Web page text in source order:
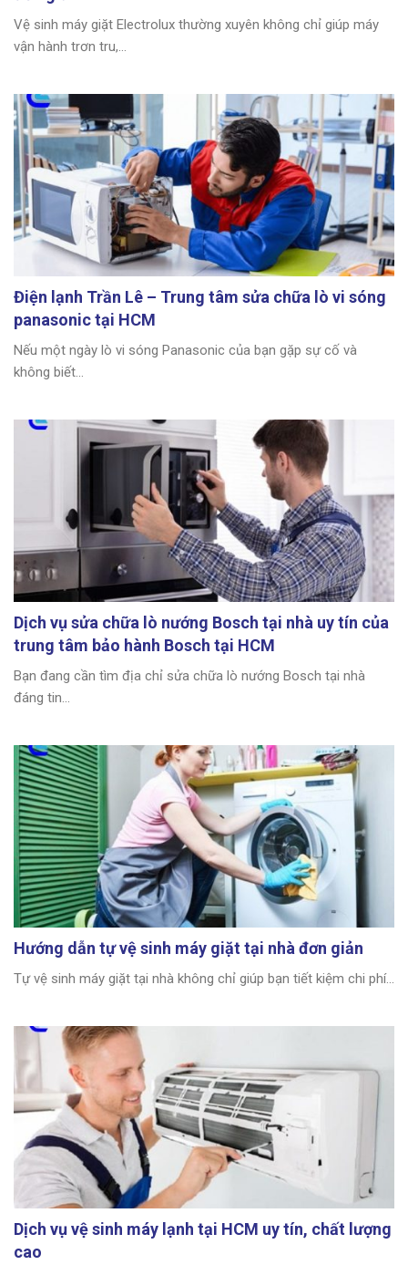
Vệ sinh máy giặt Electrolux thường xuyên không chỉ giúp máy
vận hành trơn tru,...
Điện lạnh Trần Lê – Trung tâm sửa chữa lò vi sóng
panasonic tại HCM
Nếu một ngày lò vi sóng Panasonic của bạn gặp sự cố và
không biết...
Dịch vụ sửa chữa lò nướng Bosch tại nhà uy tín của
trung tâm bảo hành Bosch tại HCM
Bạn đang cần tìm địa chỉ sửa chữa lò nướng Bosch tại nhà
đáng tin...
Hướng dẫn tự vệ sinh máy giặt tại nhà đơn giản
Tự vệ sinh máy giặt tại nhà không chỉ giúp bạn tiết kiệm chi phí...
Dịch vụ vệ sinh máy lạnh tại HCM uy tín, chất lượng
cao